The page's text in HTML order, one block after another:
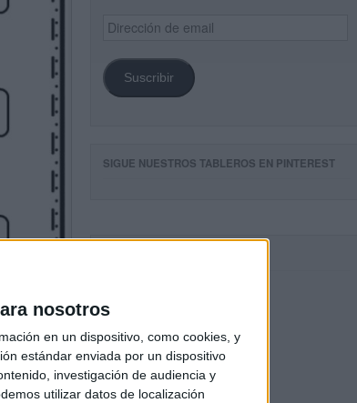
nosotros
en un dispositivo, como cookies, y
estándar enviada por un dispositivo
investigación de audiencia y
utilizar datos de localización
Dirección
de
Suscribir
SIGUE NUESTROS TABLEROS EN PINTEREST